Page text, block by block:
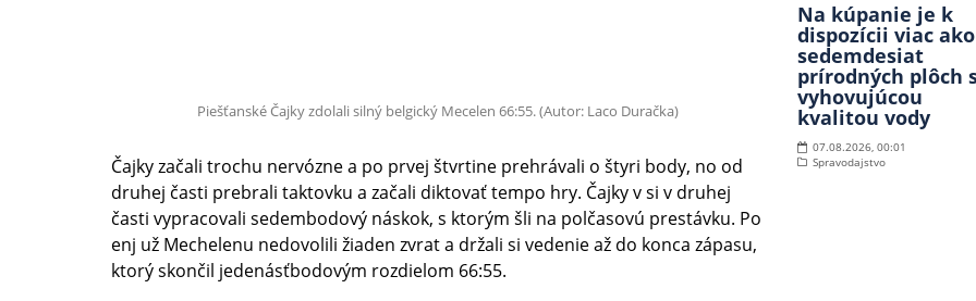
Piešťanské Čajky zdolali silný belgický Mecelen 66:55. (Autor: Laco Duračka)
Čajky začali trochu nervózne a po prvej štvrtine prehrávali o štyri body, no od
druhej časti prebrali taktovku a začali diktovať tempo hry. Čajky v si v druhej
časti vypracovali sedembodový náskok, s ktorým šli na polčasovú prestávku. Po
enj už Mechelenu nedovolili žiaden zvrat a držali si vedenie až do konca zápasu,
ktorý skončil jedenásťbodovým rozdielom 66:55.
Na kúpanie je k
dispozícii viac ako
sedemdesiat
prírodných plôch
vyhovujúcou
kvalitou vody
07.08.2026, 00:01
Spravodajstvo